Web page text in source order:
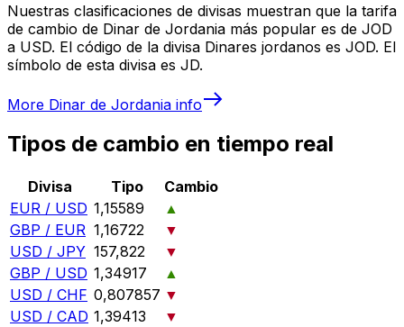
Nuestras clasificaciones de divisas muestran que la tarifa
de cambio de Dinar de Jordania más popular es de JOD
a USD. El código de la divisa Dinares jordanos es JOD. El
símbolo de esta divisa es JD.
More Dinar de Jordania info
Tipos de cambio en tiempo real
Divisa Tipo
Cambio
EUR / USD 1,15589
▲
GBP / EUR 1,16722
▼
USD / JPY 157,822
▼
GBP / USD 1,34917
▲
USD / CHF 0,807857 ▼
USD / CAD 1,39413
▼